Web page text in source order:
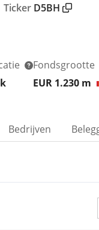
Ticker D5BH
Fondsgrootte
EUR 1.230 m
Bedrijven